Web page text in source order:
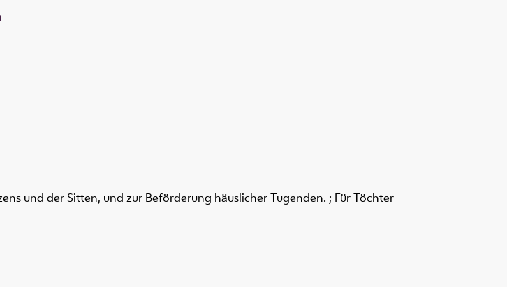
und der Sitten, und zur Beförderung häuslicher Tugenden. ; Für Töchter